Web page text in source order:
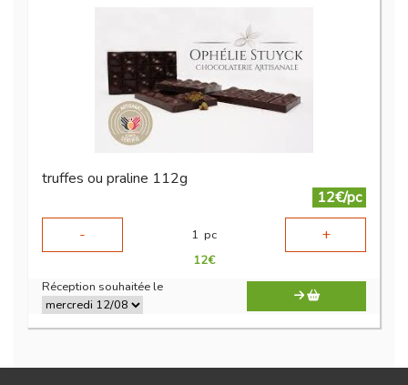
truffes ou praline 112g
12€/pc
-
1 pc +
12€
Réception souhaitée le